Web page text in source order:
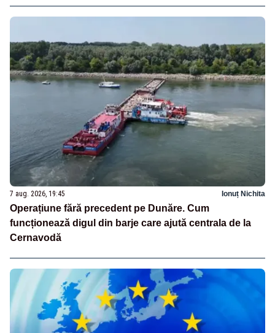
7 aug. 2026, 19:45 Ionuț Nichita
Operațiune fără precedent pe Dunăre. Cum
funcționează digul din barje care ajută centrala de la
Cernavodă